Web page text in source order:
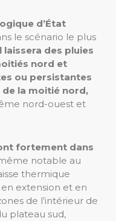
d’État
le scénario le plus
laissera des pluies
nord et
ou persistantes
de la moitié nord,
nord-ouest et
fortement dans
notable au
thermique
extension et en
de l’intérieur de
plateau sud,